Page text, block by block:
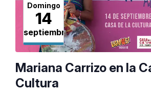
Domingo
14
septiembre
Mariana Carrizo en la
Cultura